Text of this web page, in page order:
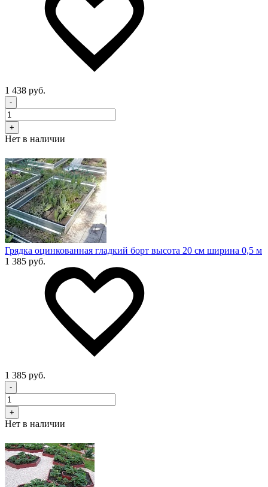
1 438 руб.
-
+
Нет в наличии
Грядка оцинкованная гладкий борт высота 20 см ширина 0,5 м
1 385 руб.
1 385 руб.
-
+
Нет в наличии